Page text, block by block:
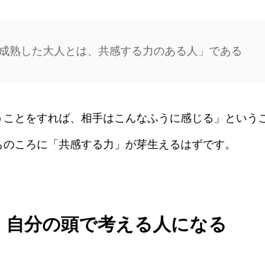
熟した大人とは、共感する力のある人」である
とをすれば、相手はこんなふうに感じる」という
ころに「共感する力」が芽生えるはずです。
自分の頭で考える人になる